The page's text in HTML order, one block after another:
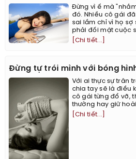
Đừng vì ế mà
đó. Nhiều cô gái
sai lầm chỉ vì họ sợ
phải đối mặt cuộc
[Chi tiết...]
Đừng tự trói mình với bóng
Với ai thực sự trân
chia tay sẽ là điều
cô gái từng đổ vỡ,
thường hay giữ
[Chi tiết...]